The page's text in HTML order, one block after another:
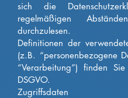
sich die
regelmäßigen
durchzulesen.
Definitionen der
(z.B. “personenbezogene
“Verarbeitung”) finden
DSGVO.
Zugriffsdaten